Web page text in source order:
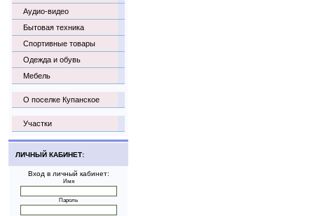
Аудио-видео
Бытовая техника
Спортивные товары
Одежда и обувь
Мебель
О поселке Купанское
Участки
ЛИЧНЫЙ КАБИНЕТ:
Вход в личный кабинет:
Имя
Пароль